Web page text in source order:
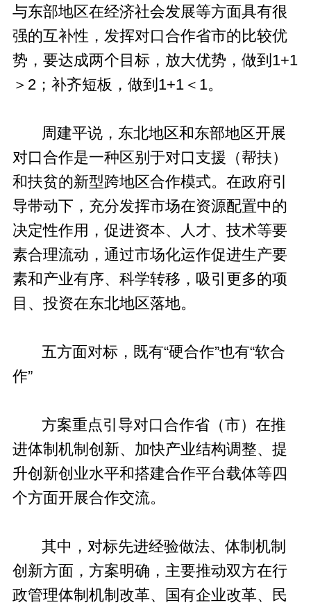
与东部地区在经济社会发展等方面具有很
强的互补性，发挥对口合作省市的比较优
势，要达成两个目标，放大优势，做到1+1
＞2；补齐短板，做到1+1＜1。
周建平说，东北地区和东部地区开展
对口合作是一种区别于对口支援（帮扶）
和扶贫的新型跨地区合作模式。在政府引
导带动下，充分发挥市场在资源配置中的
决定性作用，促进资本、人才、技术等要
素合理流动，通过市场化运作促进生产要
素和产业有序、科学转移，吸引更多的项
目、投资在东北地区落地。
五方面对标，既有“硬合作”也有“软合
作”
方案重点引导对口合作省（市）在推
进体制机制创新、加快产业结构调整、提
升创新创业水平和搭建合作平台载体等四
个方面开展合作交流。
其中，对标先进经验做法、体制机制
创新方面，方案明确，主要推动双方在行
政管理体制机制改革、国有企业改革、民